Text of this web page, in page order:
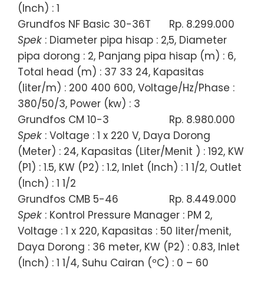
(Inch) : 1
Grundfos NF Basic 30-36T
Rp. 8.299.000
Spek : Diameter pipa hisap : 2,5, Diameter
pipa dorong : 2, Panjang pipa hisap (m) : 6,
Total head (m) : 37 33 24, Kapasitas
(liter/m) : 200 400 600, Voltage/Hz/Phase :
380/50/3, Power (kw) : 3
Grundfos CM 10-3
Rp. 8.980.000
Spek : Voltage : 1 x 220 V, Daya Dorong
(Meter) : 24, Kapasitas (Liter/Menit ) : 192, KW
(P1) : 1.5, KW (P2) : 1.2, Inlet (Inch) : 1 1/2, Outlet
(Inch) : 1 1/2
Grundfos CMB 5-46
Rp. 8.449.000
Spek : Kontrol Pressure Manager : PM 2,
Voltage : 1 x 220, Kapasitas : 50 liter/menit,
Daya Dorong : 36 meter, KW (P2) : 0.83, Inlet
(Inch) : 1 1/4, Suhu Cairan (ºC) : 0 – 60